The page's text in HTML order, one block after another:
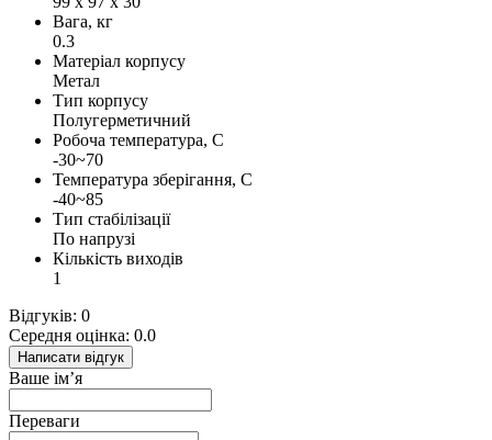
Вага, кг
0.3
Матеріал корпусу
Метал
Тип корпусу
Полугерметичний
Робоча температура, С
-30~70
Температура зберігання, С
-40~85
Тип стабілізації
По напрузі
Кількість виходів
1
Відгуків: 0
Середня оцінка: 0.0
Написати відгук
Ваше ім’я
Переваги